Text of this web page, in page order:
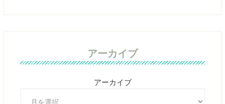
アーカイブ
アーカイブ